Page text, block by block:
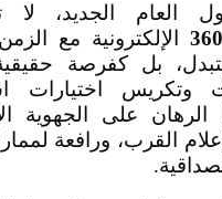
العام الجديد، لا
الإلكترونية مع
بل كفرصة
وتكريس اختيارات
الرهان على الجهوية
القرب، ورافعة